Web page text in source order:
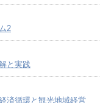
2
と実践
済循環と観光地域経営